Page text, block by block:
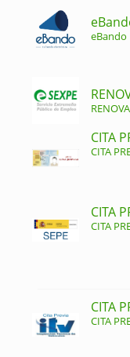
eBando
CITA
CITA
CITA
CITA
CITA
CITA